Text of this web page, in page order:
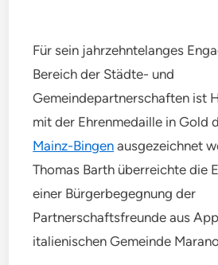
Für sein jahrzehntelanges
Bereich der Städte- und
Gemeindepartnerschaften ist
mit der Ehrenmedaille in Gold
Mainz-Bingen ausgezeichnet
Thomas Barth überreichte die
einer Bürgerbegegnung der
Partnerschaftsfreunde aus
italienischen Gemeinde